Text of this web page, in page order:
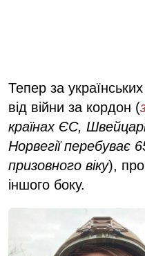
Тепер за
від війни за кордон (
країнах ЄС,
Норвегії перебуває
призовного віку),
іншого боку.